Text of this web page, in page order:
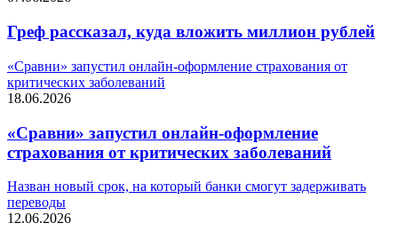
Греф рассказал, куда вложить миллион рублей
«Сравни» запустил онлайн-оформление страхования от
критических заболеваний
18.06.2026
«Сравни» запустил онлайн-оформление
страхования от критических заболеваний
Назван новый срок, на который банки смогут задерживать
переводы
12.06.2026